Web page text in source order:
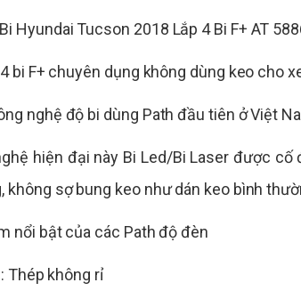
bi F+ chuyên dụng không dùng keo cho
nghệ độ bi dùng Path đầu tiên ở Việt
hiện đại này Bi Led/Bi Laser được
không sợ bung keo như dán keo bình
nổi bật của các Path độ đèn
Thép không rỉ